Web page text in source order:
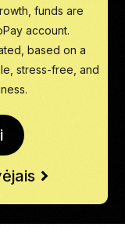
funds are
account.
based on a
stress-free, and